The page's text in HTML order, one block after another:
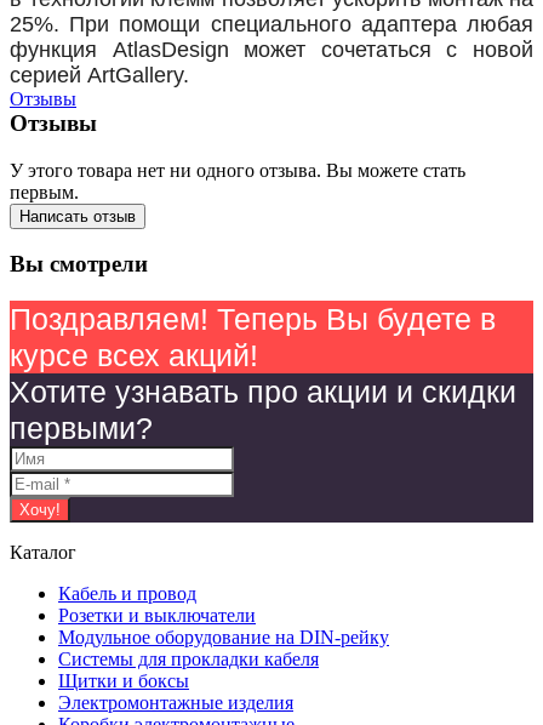
25%. При помощи специального адаптера любая
функция AtlasDesign может сочетаться с новой
серией ArtGallery.
Отзывы
Отзывы
У этого товара нет ни одного отзыва. Вы можете стать
первым.
Написать отзыв
Вы смотрели
Поздравляем! Теперь Вы будете в
курсе всех акций!
Хотите узнавать про акции и скидки
первыми?
Каталог
Кабель и провод
Розетки и выключатели
Модульное оборудование на DIN-рейку
Системы для прокладки кабеля
Щитки и боксы
Электромонтажные изделия